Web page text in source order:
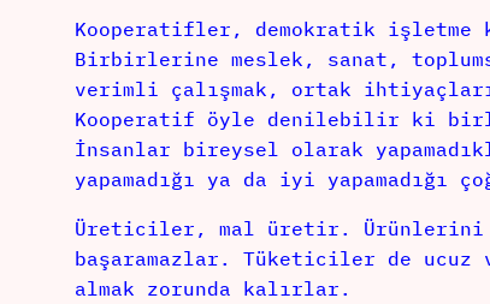
Kooperatifler, demokratik işletme
Birbirlerine meslek, sanat,
verimli çalışmak, ortak
Kooperatif öyle denilebilir ki
İnsanlar bireysel olarak
yapamadığı ya da iyi
Üreticiler, mal üretir. Ürünlerini
başaramazlar. Tüketiciler de
almak zorunda kalırlar.